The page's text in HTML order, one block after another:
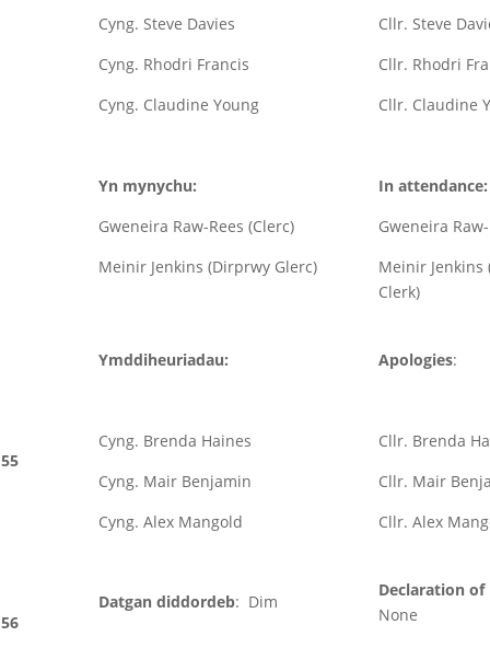
Cyng. Steve Davies
Cyng. Rhodri Francis
Cyng. Claudine Young
Yn mynychu:
Gweneira Raw-Rees (Clerc)
Meinir Jenkins (Dirprwy Glerc)
Cllr. Steve
Cllr. Rhodri
Cllr. Claudine
In attendance:
Gweneira
Meinir Jenkins
Clerk)
55
Ymddiheuriadau:
Cyng. Brenda Haines
Cyng. Mair Benjamin
Cyng. Alex Mangold
Apologies:
Cllr. Brenda
Cllr. Mair
Cllr. Alex
56
Datgan diddordeb: Dim
Declaration
None